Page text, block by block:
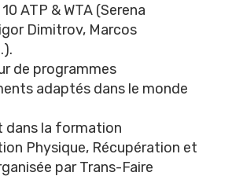
ATP & WTA (Serena
Dimitrov, Marcos
de programmes
adaptés dans le monde
dans la formation
Physique, Récupération et
parTrans-Faire